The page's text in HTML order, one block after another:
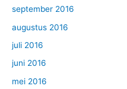
september 2016
augustus 2016
juli 2016
juni 2016
mei 2016